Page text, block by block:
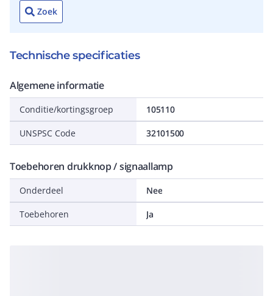
Zoek
Technische specificaties
Algemene informatie
Conditie/kortingsgroep 105110
UNSPSC Code 32101500
Toebehoren drukknop / signaallamp
Onderdeel Nee
Toebehoren Ja